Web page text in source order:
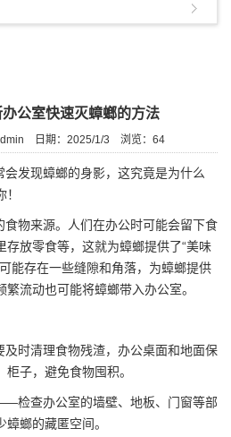
公室快速灭蟑螂的方法
日期：2025/1/3 浏览： 64
发现蟑螂的身影，这究竟是为什么
食物来源。人们在办公时可能会留下食
存放零食等，这就为蟑螂提供了“美味
能存在一些缝隙和角落，为蟑螂提供
流动也可能将蟑螂带入办公室。
时清理食物残渣，办公桌面和地面保
子，避免食物囤积。
检查办公室的墙壁、地板、门窗等部
蟑螂的藏匿空间。